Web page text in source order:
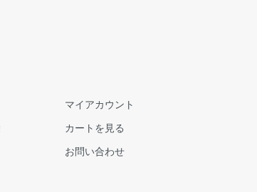
マイアカウント
カートを見る
お問い合わせ